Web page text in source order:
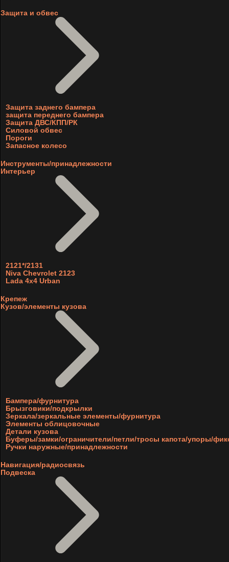
Защита и обвес
Защита заднего бампера
защита переднего бампера
Защита ДВС/КПП/РК
Силовой обвес
Пороги
Запасное колесо
Инструменты/принадлежности
Интерьер
2121*/2131
Niva Chevrolet 2123
Lada 4x4 Urban
Крепеж
Кузов/элементы кузова
Бампера/фурнитура
Брызговики/подкрылки
Зеркала/зеркальные элементы/фурнитура
Элементы облицовочные
Детали кузова
Буферы/замки/ограничители/петли/тросы капота/упоры/
Ручки наружные/принадлежности
Навигация/радиосвязь
Подвеска